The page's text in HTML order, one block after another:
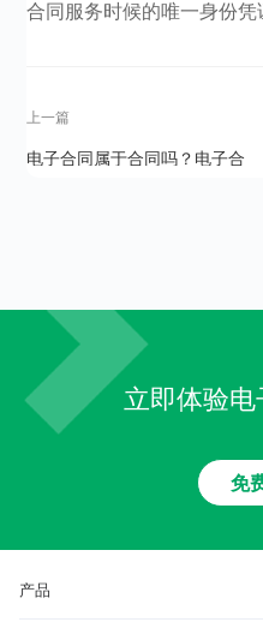
合同服务时候的唯一身份凭
上一篇
电子合同属于合同吗？电子合
立即体验
免
产品